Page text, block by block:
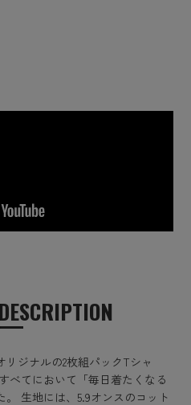
ジナルの2枚組パックTシャ
べてにおいて「毎日着たくなる
生地には、5.9オンスのコット